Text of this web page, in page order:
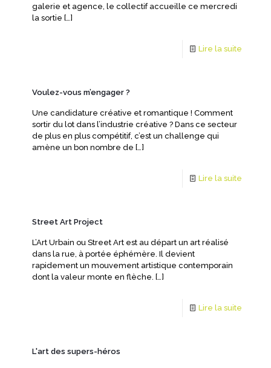
galerie et agence, le collectif accueille ce mercredi
la sortie […]
Lire la suite
Voulez-vous m’engager ?
Une candidature créative et romantique ! Comment
sortir du lot dans l’industrie créative ? Dans ce secteur
de plus en plus compétitif, c’est un challenge qui
amène un bon nombre de […]
Lire la suite
Street Art Project
L’Art Urbain ou Street Art est au départ un art réalisé
dans la rue, à portée éphémère. Il devient
rapidement un mouvement artistique contemporain
dont la valeur monte en flèche. […]
Lire la suite
L'art des supers-héros